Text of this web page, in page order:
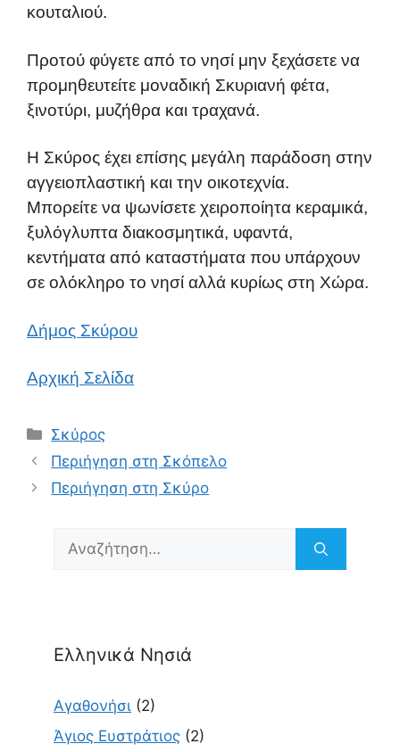
κουταλιού.
Προτού φύγετε από το νησί μην ξεχάσετε να
προμηθευτείτε μοναδική Σκυριανή φέτα,
ξινοτύρι, μυζήθρα και τραχανά.
Η Σκύρος έχει επίσης μεγάλη παράδοση στην
αγγειοπλαστική και την οικοτεχνία.
Μπορείτε να ψωνίσετε χειροποίητα κεραμικά,
ξυλόγλυπτα διακοσμητικά, υφαντά,
κεντήματα από καταστήματα που υπάρχουν
σε ολόκληρο το νησί αλλά κυρίως στη Χώρα.
Δήμος Σκύρου
Αρχική Σελίδα
Κατηγορίες
Σκύρος
Περιήγηση στη Σκόπελο
Περιήγηση στη Σκύρο
Αναζήτηση
Ελληνικά Νησιά
Αγαθονήσι (2)
Άγιος Ευστράτιος (2)